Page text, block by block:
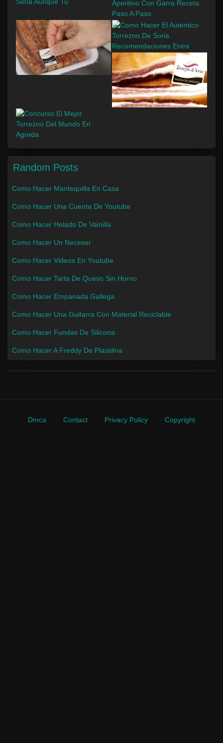
Random Posts
Como Hacer Mantequilla En Casa
Como Hacer Una Cuenta De Youtube
Como Hacer Helado De Vainilla
Como Hacer Un Neceser
Como Hacer Videos En Youtube
Como Hacer Tarta De Queso Sin Horno
Como Hacer Empanada Gallega
Como Hacer Una Guitarra Con Material Reciclable
Como Hacer Fundas De Silicona
Como Hacer A Freddy De Plastilina
Dmca Contact Privacy Policy Copyright